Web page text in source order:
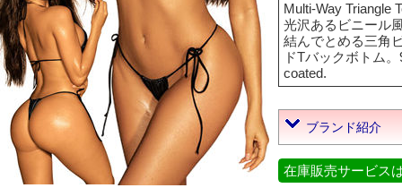
Multi-Way Triangle
光沢あるビニール
結んでとめる三角
ドTバックボトム
coated.
ブランド紹介
在庫販売サービス